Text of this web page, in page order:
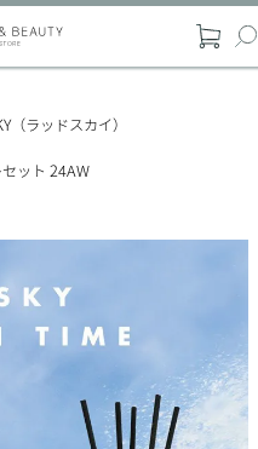
（ラッドスカイ）
ット 24AW